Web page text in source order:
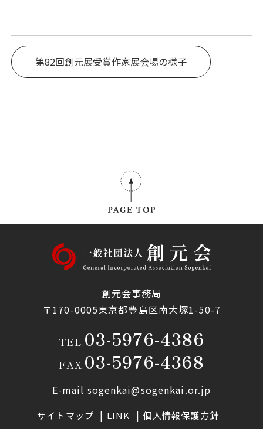
第82回創元展受賞作家展会場の様子
創元会事務局
〒170-0005東京都豊島区南大塚1-50-7
TEL.03-5976-4386
FAX.03-5976-4368
E-mail sogenkai@sogenkai.or.jp
サイトマップ LINK 個人情報保護方針